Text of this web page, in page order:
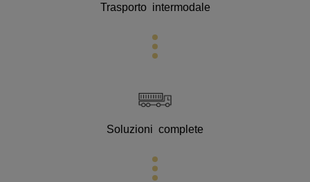
Trasporto intermodale
Soluzioni complete